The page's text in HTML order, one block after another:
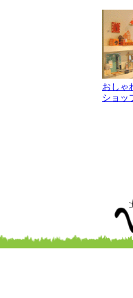
おしゃ
ショッ